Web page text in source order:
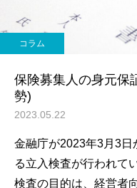
金融庁の監督指針
で保険代理店が見
べきメール・
コラム
保険募集人の身元保
勢)
2023.05.22
金融庁が2023年3月3日
る立入検査が行われて
検査の目的は、経営者